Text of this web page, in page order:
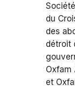
du
des
détroit
Oxfam
et